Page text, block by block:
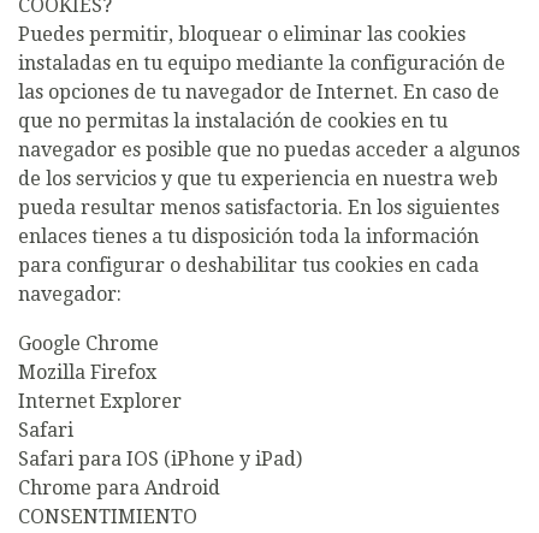
COOKIES?
Puedes permitir, bloquear o eliminar las cookies
instaladas en tu equipo mediante la configuración de
las opciones de tu navegador de Internet. En caso de
que no permitas la instalación de cookies en tu
navegador es posible que no puedas acceder a algunos
de los servicios y que tu experiencia en nuestra web
pueda resultar menos satisfactoria. En los siguientes
enlaces tienes a tu disposición toda la información
para configurar o deshabilitar tus cookies en cada
navegador:
Google Chrome
Mozilla Firefox
Internet Explorer
Safari
Safari para IOS (iPhone y iPad)
Chrome para Android
CONSENTIMIENTO